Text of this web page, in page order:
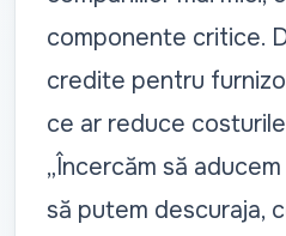
componente critice.
credite pentru
ce ar reduce
„Încercăm să
să putem descuraja,